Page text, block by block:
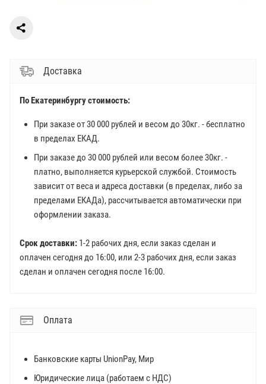
Доставка
По Екатеринбургу стоимость:
При заказе от 30 000 рублей и весом до 30кг. - бесплатно
в пределах ЕКАД.
При заказе до 30 000 рублей или весом более 30кг. -
платно, выполняется курьерской службой. Стоимость
зависит от веса и адреса доставки (в пределах, либо за
пределами ЕКАДа), рассчитывается автоматически при
оформлении заказа.
Срок доставки: 1-2 рабочих дня, если заказ сделан и
оплачен сегодня до 16:00, или 2-3 рабочих дня, если заказ
сделан и оплачен сегодня после 16:00.
Оплата
Банковские карты UnionPay, Мир
Юридические лица (работаем с НДС)